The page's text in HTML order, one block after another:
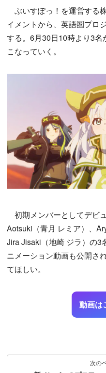
ぶいすぽっ！を運営する
イメントから、英語圏プロ
する。6月30日10時より3
こなっていく。
初期メンバーとしてデビ
Aotsuki（青月 レミア）、
Jira Jisaki（地崎 ジラ）の3
ニメーション動画も公開さ
てほしい。
動画は
次の